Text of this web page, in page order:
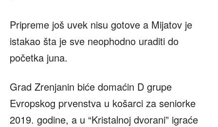
Pripreme još uvek nisu gotove a Mijatov je
istakao šta je sve neophodno uraditi do
početka juna.
Grad Zrenjanin biće domaćin D grupe
Evropskog prvenstva u košarci za seniorke
2019. godine, a u “Kristalnoj dvorani” igraće